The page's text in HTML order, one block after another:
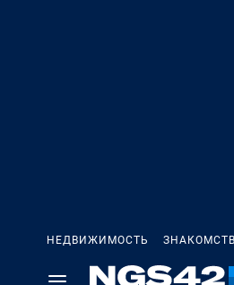
НЕДВИЖИМОСТЬ